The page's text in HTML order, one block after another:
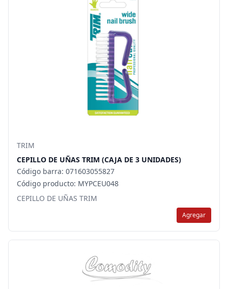
TRIM
CEPILLO DE UÑAS TRIM (CAJA DE 3 UNIDADES)
Código barra: 071603055827
Código producto: MYPCEU048
CEPILLO DE UÑAS TRIM
Agregar